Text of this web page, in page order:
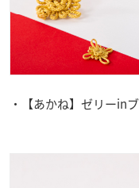
・【あかね】ゼリーin